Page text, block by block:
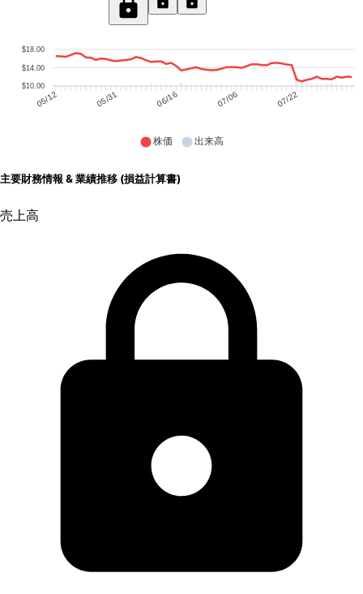
$18.00
$14.00
$10.00
05/12 05/31 06/16 07/06 07/22
株価 出来高
主要財務情報 & 業績推移 (損益計算書)
売上高